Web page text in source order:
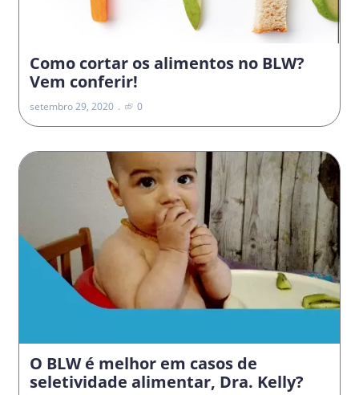
Como cortar os alimentos no BLW?
Vem conferir!
setembro 29, 2020 0
O BLW é melhor em casos de
seletividade alimentar, Dra. Kelly?